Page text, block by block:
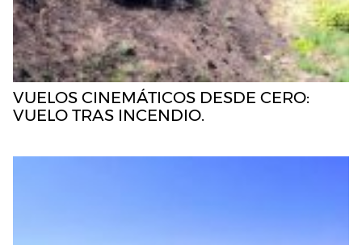
VUELOS CINEMÁTICOS DESDE CERO:
VUELO TRAS INCENDIO.